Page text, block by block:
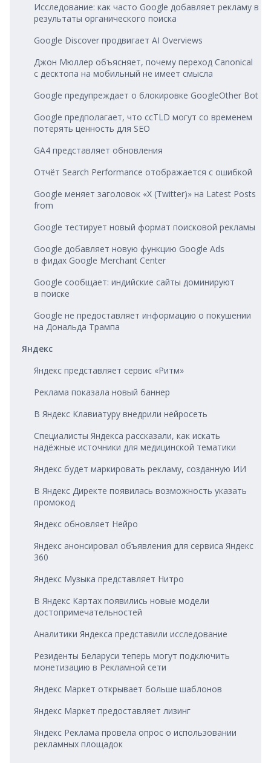
Исследование: как часто Google добавляет рекламу в
результаты органического поиска
Google Discover продвигает AI Overviews
Джон Мюллер объясняет, почему переход Canonical
с десктопа на мобильный не имеет смысла
Google предупреждает о блокировке GoogleOther Bot
Google предполагает, что ccTLD могут со временем
потерять ценность для SEO
GA4 представляет обновления
Отчёт Search Performance отображается с ошибкой
Google меняет заголовок «X (Twitter)» на Latest Posts
from
Google тестирует новый формат поисковой рекламы
Google добавляет новую функцию Google Ads
в фидах Google Merchant Center
Google сообщает: индийские сайты доминируют
в поиске
Google не предоставляет информацию о покушении
на Дональда Трампа
Яндекс
Яндекс представляет сервис «Ритм»
Реклама показала новый баннер
В Яндекс Клавиатуру внедрили нейросеть
Специалисты Яндекса рассказали, как искать
надёжные источники для медицинской тематики
Яндекс будет маркировать рекламу, созданную ИИ
В Яндекс Директе появилась возможность указать
промокод
Яндекс обновляет Нейро
Яндекс анонсировал объявления для сервиса Яндекс
360
Яндекс Музыка представляет Нитро
В Яндекс Картах появились новые модели
достопримечательностей
Аналитики Яндекса представили исследование
Резиденты Беларуси теперь могут подключить
монетизацию в Рекламной сети
Яндекс Маркет открывает больше шаблонов
Яндекс Маркет предоставляет лизинг
Яндекс Реклама провела опрос о использовании
рекламных площадок